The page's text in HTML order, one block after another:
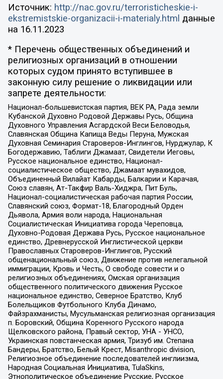
Источник: http://nac.gov.ru/terroristicheskie-i-
ekstremistskie-organizacii-i-materialy.html данные
на 16.11.2023
* Перечень общественных объединений и
религиозных организаций в отношении
которых судом принято вступившее в
законную силу решение о ликвидации или
запрете деятельности:
Национал-большевистская партия, ВЕК РА, Рада земли
Кубанской Духовно Родовой Державы Русь, Община
Духовного Управления Асгардской Веси Беловодья,
Славянская Община Капища Веды Перуна, Мужская
Духовная Семинария Староверов-Инглингов, Нурджулар, К
Богодержавию, Таблиги Джамаат, Свидетели Иеговы,
Русское национальное единство, Национал-
социалистическое общество, Джамаат мувахидов,
Объединенный Вилайат Кабарды, Балкарии и Карачая,
Союз славян, Ат-Такфир Валь-Хиджра, Пит Буль,
Национал-социалистическая рабочая партия России,
Славянский союз, Формат-18, Благородный Орден
Дьявола, Армия воли народа, Национальная
Социалистическая Инициатива города Череповца,
Духовно-Родовая Держава Русь, Русское национальное
единство, Древнерусской Инглистической церкви
Православных Староверов-Инглингов, Русский
общенациональный союз, Движение против нелегальной
иммиграции, Кровь и Честь, О свободе совести и о
религиозных объединениях, Омская организация
общественного политического движения Русское
национальное единство, Северное Братство, Клуб
Болельщиков Футбольного Клуба Динамо,
Файзрахманисты, Мусульманская религиозная организация
п. Боровский, Община Коренного Русского народа
Щелковского района, Правый сектор, УНА - УНСО,
Украинская повстанческая армия, Тризуб им. Степана
Бандеры, Братство, Белый Крест, Misanthropic division,
Религиозное объединение последователей инглиизма,
Народная Социальная Инициатива, TulaSkins,
Этнополитическое объединение Русские, Русское